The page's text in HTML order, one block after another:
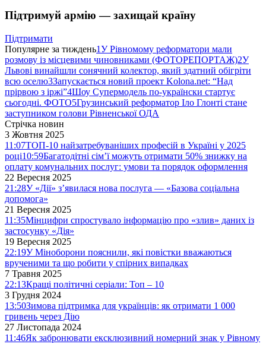
Підтримуй армію — захищай країну
Підтримати
Популярне за тиждень1У Рівномому реформатори мали
розмову із місцевими чиновниками (ФОТОРЕПОРТАЖ)2У
Львові винайшли сонячний колектор, який здатний обігріти
всю оселю3Запускається новий проект Kolona.net: “Над
прірвою з іржі”4Шоу Супермодель по-українски стартує
сьогодні. ФОТО5Грузинський реформатор Іло Глонті стане
заступником голови Рівненської ОДА
Стрічка новин
3 Жовтня 2025
11:07ТОП-10 найзатребуваніших професій в Україні у 2025
році10:59Багатодітні сім’ї можуть отримати 50% знижку на
оплату комунальних послуг: умови та порядок оформлення
22 Вересня 2025
21:28У «Дії» з’явилася нова послуга — «Базова соціальна
допомога»
21 Вересня 2025
11:35Мінцифри спростувало інформацію про «злив» даних із
застосунку «Дія»
19 Вересня 2025
22:19У Міноборони пояснили, які повістки вважаються
врученими та що робити у спірних випадках
7 Травня 2025
22:13Кращі політичні серіали: Топ – 10
3 Грудня 2024
13:50Зимова підтримка для українців: як отримати 1 000
гривень через Дію
27 Листопада 2024
11:46Як забронювати ексклюзивний номерний знак у Рівному